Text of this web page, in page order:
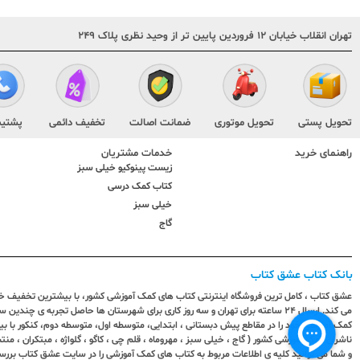
تهران انقلاب خیابان ۱۲ فروردین پایین تر از وحید نظری پلاک ۲۴۹
تحویل پستی تحویل موتوری ضمانت اصالت تخفیف دائمی
راهنمای خرید خدمات مشتریان
زیست پینوکیو خیلی سبز
کتاب کمک درسی
خیلی سبز
گاج
بانک کتاب عشق کتاب
عشق کتاب ، کامل ترین فروشگاه اینترنتی کتاب های کمک آموزشی کشور، با بیشترین تخفیف
می کند. ارسال ٢٤ ساعته برای تهران و سه روز کاری برای شهرستان ها حاصل تجربه
کمک آموزشی خود را در مقاطع پیش دبستانی ، ابتدایی، متوسطه اول، متوسطه دوم، کنکور
ناشران کمک آموزشی کشور ( گاج ، خیلی سبز ، مهروماه ، قلم چی ، کاگو ، گلواژه ، مبتکران ،
و شما می توانید کلیه ی اطلاعات مربوط به کتاب های کمک آموزشی را در سایت عشق کتاب